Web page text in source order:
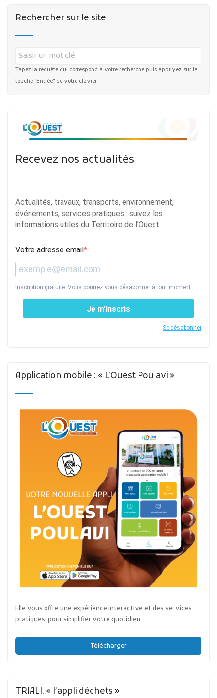
Rechercher sur le site
Tapez la requête qui correspond à votre recherche puis appuyez sur la
touche "Entrée" de votre clavier.
Recevez nos actualités
Actualités, travaux, transports, environnement,
événements, services pratiques : suivez les
informations utiles du Territoire de l’Ouest.
Votre adresse email
Inscription gratuite. Vous pourrez vous désabonner à tout moment.
Je m’inscris
Se désabonner
Application mobile : « L’Ouest Poulavi »
Elle vous offre une expérience interactive et des services
pratiques, pour simplifier votre quotidien.
Télécharger
TRIALI, « l’appli déchets »